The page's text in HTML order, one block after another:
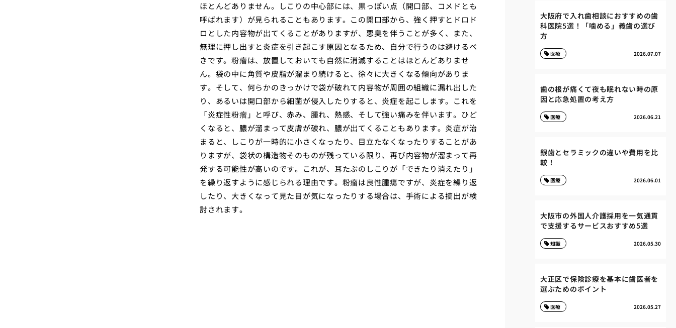
ほとんどありません。しこりの中心部には、黒っぽい点（開口部、コメドとも
呼ばれます）が見られることもあります。この開口部から、強く押すとドロド
ロとした内容物が出てくることがありますが、悪臭を伴うことが多く、また、
無理に押し出すと炎症を引き起こす原因となるため、自分で行うのは避けるべ
きです。粉瘤は、放置しておいても自然に消滅することはほとんどありませ
ん。袋の中に角質や皮脂が溜まり続けると、徐々に大きくなる傾向がありま
す。そして、何らかのきっかけで袋が破れて内容物が周囲の組織に漏れ出した
り、あるいは開口部から細菌が侵入したりすると、炎症を起こします。これを
「炎症性粉瘤」と呼び、赤み、腫れ、熱感、そして強い痛みを伴います。ひど
くなると、膿が溜まって皮膚が破れ、膿が出てくることもあります。炎症が治
まると、しこりが一時的に小さくなったり、目立たなくなったりすることがあ
りますが、袋状の構造物そのものが残っている限り、再び内容物が溜まって再
発する可能性が高いのです。これが、耳たぶのしこりが「できたり消えたり」
を繰り返すように感じられる理由です。粉瘤は良性腫瘍ですが、炎症を繰り返
したり、大きくなって見た目が気になったりする場合は、手術による摘出が検
討されます。
大阪府で入れ歯相談におすすめの歯
科医院5選！「噛める」義歯の選び
方
2026.07.07
医療
歯の根が痛くて夜も眠れない時の原
因と応急処置の考え方
2026.06.21
医療
銀歯とセラミックの違いや費用を比
較！
2026.06.01
医療
大阪市の外国人介護採用を一気通貫
で支援するサービスおすすめ5選
2026.05.30
知識
大正区で保険診療を基本に歯医者を
選ぶためのポイント
2026.05.27
医療